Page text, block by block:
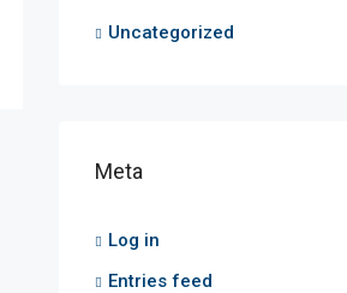
Uncategorized
Meta
Log in
Entries feed